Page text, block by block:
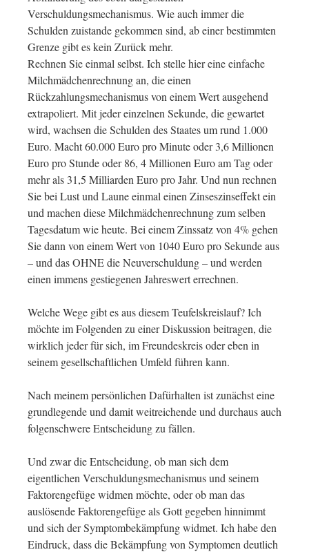
Verschuldungsmechanismus. Wie auch immer die
Schulden zuistande gekommen sind, ab einer bestimmten
Grenze gibt es kein Zurück mehr.
Rechnen Sie einmal selbst. Ich stelle hier eine einfache
Milchmädchenrechnung an, die einen
Rückzahlungsmechanismus von einem Wert ausgehend
extrapoliert. Mit jeder einzelnen Sekunde, die gewartet
wird, wachsen die Schulden des Staates um rund 1.000
Euro. Macht 60.000 Euro pro Minute oder 3,6 Millionen
Euro pro Stunde oder 86, 4 Millionen Euro am Tag oder
mehr als 31,5 Milliarden Euro pro Jahr. Und nun rechnen
Sie bei Lust und Laune einmal einen Zinseszinseffekt ein
und machen diese Milchmädchenrechnung zum selben
Tagesdatum wie heute. Bei einem Zinssatz von 4% gehen
Sie dann von einem Wert von 1040 Euro pro Sekunde aus
– und das OHNE die Neuverschuldung – und werden
einen immens gestiegenen Jahreswert errechnen.
Welche Wege gibt es aus diesem Teufelskreislauf? Ich
möchte im Folgenden zu einer Diskussion beitragen, die
wirklich jeder für sich, im Freundeskreis oder eben in
seinem gesellschaftlichen Umfeld führen kann.
Nach meinem persönlichen Dafürhalten ist zunächst eine
grundlegende und damit weitreichende und durchaus auch
folgenschwere Entscheidung zu fällen.
Und zwar die Entscheidung, ob man sich dem
eigentlichen Verschuldungsmechanismus und seinem
Faktorengefüge widmen möchte, oder ob man das
auslösende Faktorengefüge als Gott gegeben hinnimmt
und sich der Symptombekämpfung widmet. Ich habe den
Eindruck, dass die Bekämpfung von Symptomen deutlich